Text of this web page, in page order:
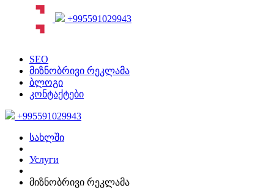
+995591029943
SEO
მიზნობრივი რეკლამა
ბლოგი
კონტაქტები
+995591029943
სახლში
Услуги
მიზნობრივი რეკლამა